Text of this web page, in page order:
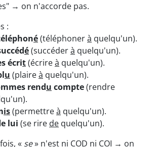
→ on n'accorde pas.
:
é(téléphonerà quelqu'un).
é(succéderà quelqu'un).
écrit(écrireà quelqu'un).
u (plaireà quelqu'un).
rendu compte(rendre
is(permettreà quelqu'un).
lui (se rire de quelqu'un).
« se» n'est ni COD ni COI → on